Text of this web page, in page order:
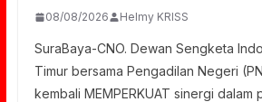
08/08/2026 Helmy KRISS
SuraBaya-CNO. Dewan Sengketa
Timur bersama Pengadilan Negeri
kembali MEMPERKUAT sinergi dalam